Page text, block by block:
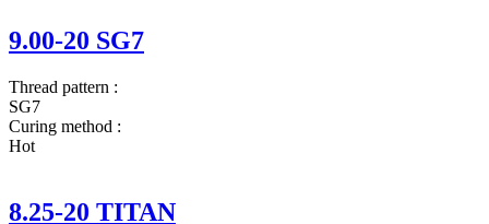
9.00-20 SG7
Thread pattern :
SG7
Curing method :
Hot
8.25-20 TITAN